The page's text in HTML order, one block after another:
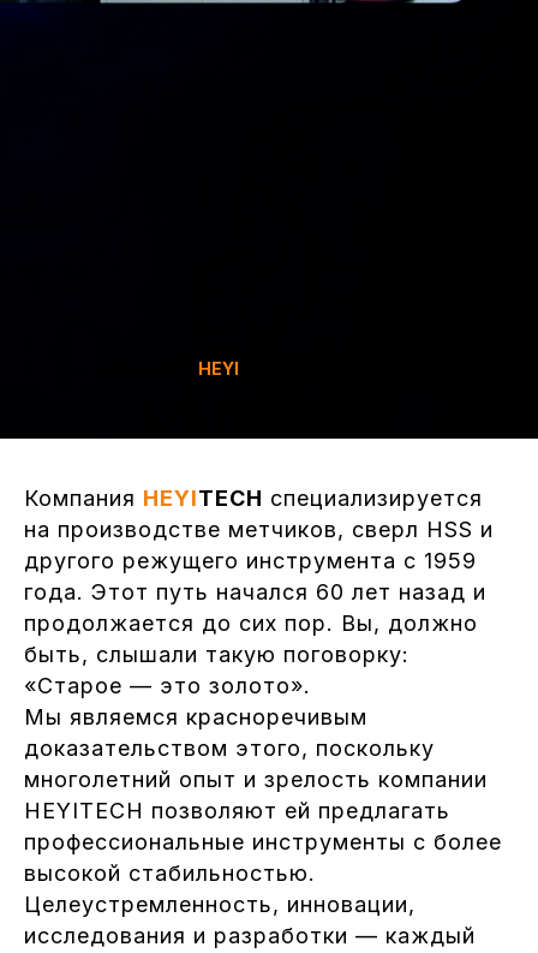
HEYI
Компания HEYITECH специализируется
на производстве метчиков, сверл HSS и
другого режущего инструмента с 1959
года. Этот путь начался 60 лет назад и
продолжается до сих пор. Вы, должно
быть, слышали такую поговорку:
«Старое — это золото».
Мы являемся красноречивым
доказательством этого, поскольку
многолетний опыт и зрелость компании
HEYITECH позволяют ей предлагать
профессиональные инструменты с более
высокой стабильностью.
Целеустремленность, инновации,
исследования и разработки — каждый